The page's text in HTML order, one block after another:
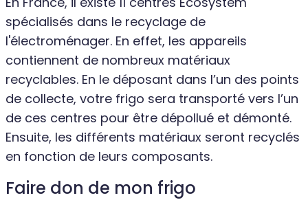
spécialisés dans le recyclage de
l'électroménager. En effet, les appareils
contiennent de nombreux matériaux
recyclables. En le déposant dans l’un des points
de collecte, votre frigo sera transporté vers l’un
de ces centres pour être dépollué et démonté.
Ensuite, les différents matériaux seront recyclés
en fonction de leurs composants.
Faire don de mon frigo